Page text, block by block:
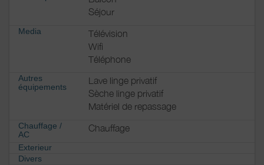
Séjour
Media
Télévision
Wifi
Téléphone
Autres
équipements
Lave linge privatif
Sèche linge privatif
Matériel de repassage
Chauffage /
AC
Chauffage
Exterieur
Divers